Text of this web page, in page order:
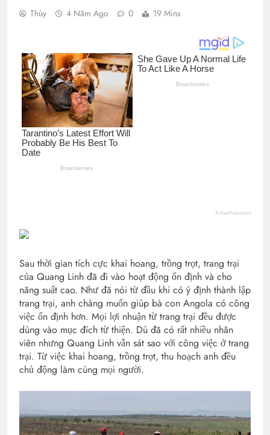
Thùy 4 Năm Ago 0 19 Mins
Advertisement
Sau thời gian tích cực khai hoang, trồng trọt, trang trại
của Quang Linh đã đi vào hoạt động ổn định và cho
năng suất cao. Như đã nói từ đầu khi có ý định thành lập
trang trại, anh chàng muốn giúp bà con Angola có công
việc ổn định hơn. Mọi lợi nhuận từ trang trại đều được
dùng vào mục đích từ thiện. Dù đã có rất nhiều nhân
viên nhưng Quang Linh vẫn sát sao với công việc ở trang
trại. Từ việc khai hoang, trồng trọt, thu hoạch anh đều
chủ động làm cùng mọi người.